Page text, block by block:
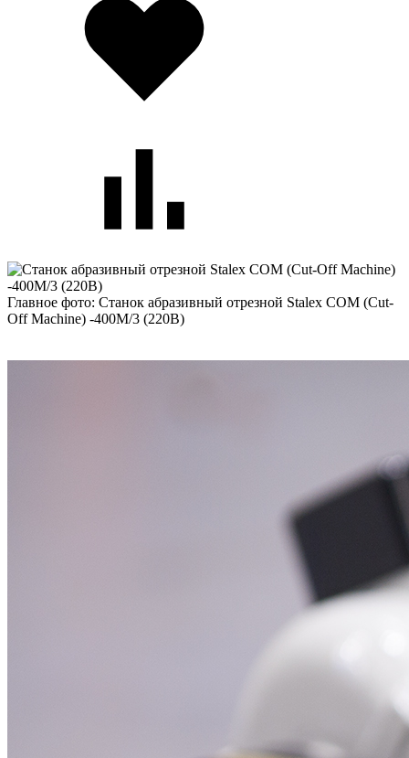
Главное фото: Станок абразивный отрезной Stalex COM (Cut-
Off Machine) -400M/3 (220В)